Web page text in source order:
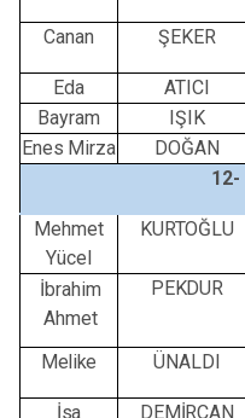
Canan ŞEKER
Eda ATICI
Bayram
IŞIK
Enes Mirza
DOĞAN
12-
Mehmet
Yücel
KURTOĞLU
İbrahim
Ahmet
PEKDUR
Melike ÜNALDI
İsa DEMİRCAN